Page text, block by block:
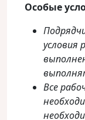
Особые
условия
Все